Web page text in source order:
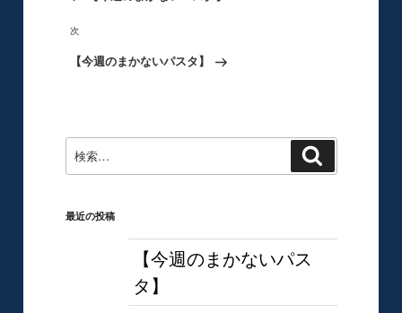
ビ
ー
投
稿
次
の
次
【今週のまかないパスタ】
索:
最近の投稿
【今週のまかないパス
タ】